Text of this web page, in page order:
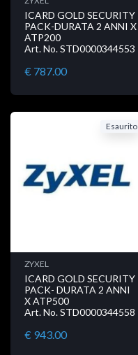
ICARD GOLD SECURITY
PACK-DURATA 2 ANNI X
ATP200
Art. No. STD0000344553
€ 787.00
Esaurito
ZYXEL
ICARD GOLD SECURITY
PACK- DURATA 2 ANNI
X ATP500
Art. No. STD0000344558
€ 943.00